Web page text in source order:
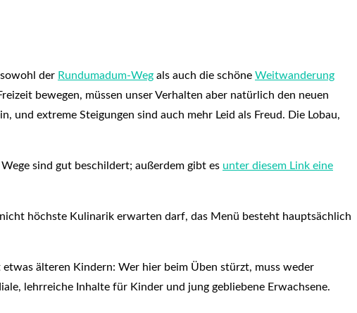
der Rundumadum-Weg als auch die schöne Weitwanderung
bewegen, müssen unser Verhalten aber natürlich den neuen
und extreme Steigungen sind auch mehr Leid als Freud. Die Lobau,
sind gut beschildert; außerdem gibt es unter diesem Link eine
höchste Kulinarik erwarten darf, das Menü besteht hauptsächlich
älteren Kindern: Wer hier beim Üben stürzt, muss weder
lehrreiche Inhalte für Kinder und jung gebliebene Erwachsene.